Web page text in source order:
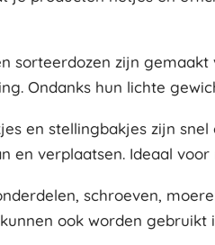
sorteerdozen zijn
Ondanks hun lichte
en stellingbakjes zijn
en verplaatsen. Ideaal
schroeven,
ook worden